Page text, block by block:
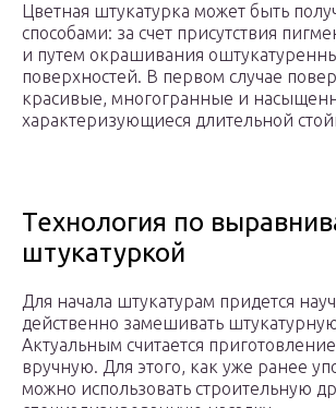
Цветная штукатурка может быть
способами: за счет присутствия
и путем окрашивания
поверхностей. В первом случае
красивые, многогранные и
характеризующиеся длительной
Технология по
штукатуркой
Для начала штукатурам придется
действенно замешивать
Актуальным считается
вручную. Для этого, как уже ранее
можно использовать строительную